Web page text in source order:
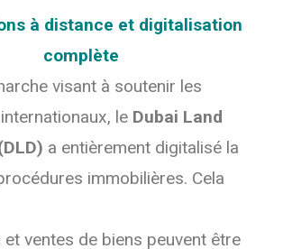
à distance et digitalisation
complète
visant à soutenir les
le Dubai Land
a entièrement digitalisé la
immobilières. Cela
ventes de biens peuvent être